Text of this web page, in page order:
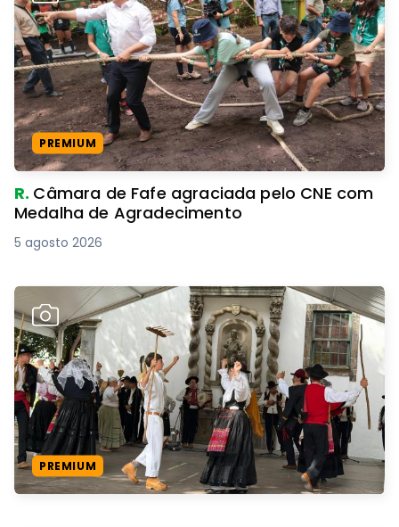
PREMIUM
R. Câmara de Fafe agraciada pelo CNE com
Medalha de Agradecimento
5 agosto 2026
PREMIUM